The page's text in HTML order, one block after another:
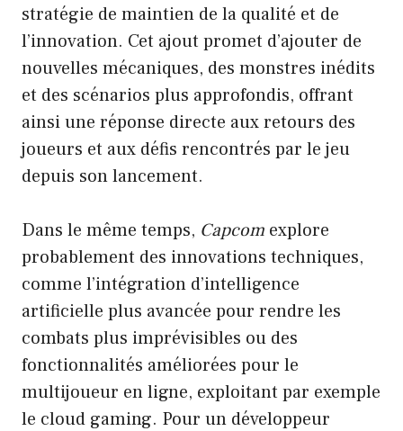
stratégie de maintien de la qualité et de
l’innovation. Cet ajout promet d’ajouter de
nouvelles mécaniques, des monstres inédits
et des scénarios plus approfondis, offrant
ainsi une réponse directe aux retours des
joueurs et aux défis rencontrés par le jeu
depuis son lancement.
Dans le même temps, Capcom explore
probablement des innovations techniques,
comme l’intégration d’intelligence
artificielle plus avancée pour rendre les
combats plus imprévisibles ou des
fonctionnalités améliorées pour le
multijoueur en ligne, exploitant par exemple
le cloud gaming. Pour un développeur